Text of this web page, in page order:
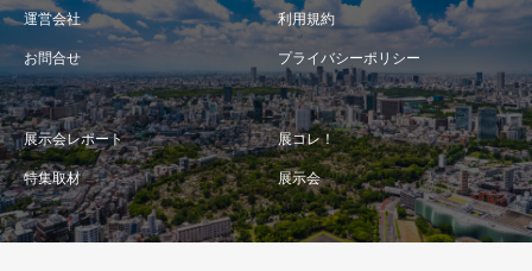
運営会社 利用規約
お問合せ プライバシーポリシー
展示会レポート 展コレ！
特集取材 展示会